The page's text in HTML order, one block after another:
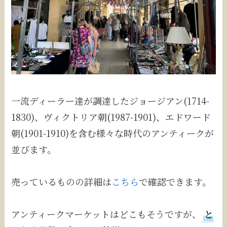
一流ディーラー達が調達したジョージアン(1714-
1830)、ヴィクトリア朝(1987-1901)、エドワード
朝(1901-1910)を含む様々な時代のアンティークが
並びます。
売っているものの詳細はこちらで確認できます。
アンティークマーケットはどこもそうですが、
と